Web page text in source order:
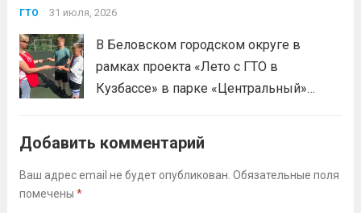
«Авангарда» не просто проверкой
праздником спорта.Поддерживая друг
друга, юноши и девушки показывают
отличные результаты, подтверждая,...
ГТО 31 июля, 2026
В Беловском городском округе в
рамках проекта «Лето с ГТО в
Кузбассе» в парке «Центральный»
спортивного комплекса «Готов к труду
и обороне» (ГТО)!Все желающие
Добавить комментарий
Ваш адрес email не будет опубликован. Обязательные поля
помечены *